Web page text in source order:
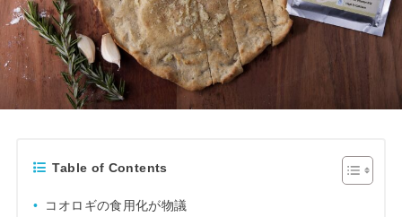
Table of Contents
コオロギの食用化が物議